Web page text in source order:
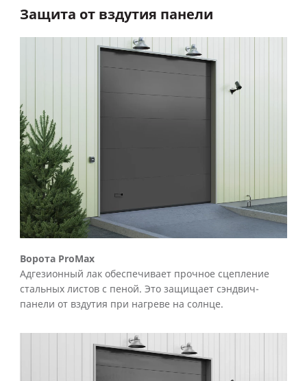
Защита от вздутия панели
Ворота ProMax
Адгезионный лак обеспечивает прочное сцепление
стальных листов с пеной. Это защищает сэндвич-
панели от вздутия при нагреве на солнце.